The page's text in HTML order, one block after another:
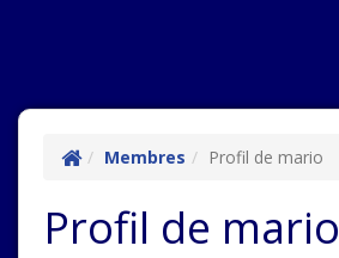
Membres Profil de mario
Profil de mario